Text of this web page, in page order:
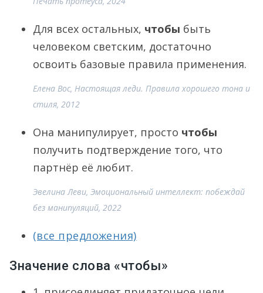
Для всех остальных, чтобы быть
человеком светским, достаточно
освоить базовые правила применения.
Елена Вос, Настоящая леди. Правила хорошего тона и
стиля, 2012
Она манипулирует, просто чтобы
получить подтверждение того, что
партнёр её любит.
Эвелина Леви, Эмоциональный интеллект: побеждай
без манипуляций, 2022
(все предложения)
Значение слова «чтобы»